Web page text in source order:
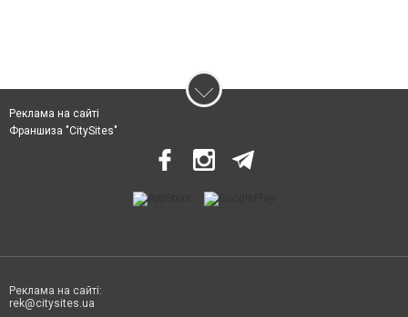
Реклама на сайті
Франшиза "CitySites"
Реклама на сайті:
rek@citysites.ua